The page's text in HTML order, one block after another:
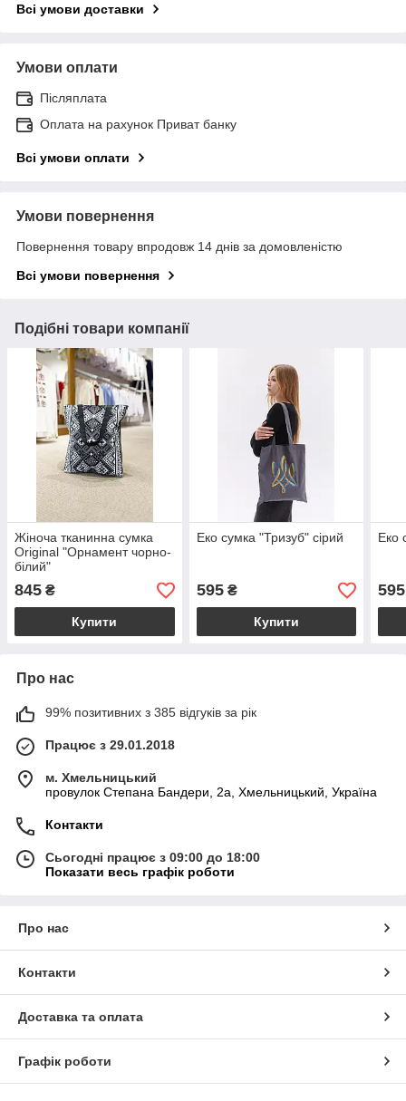
Всі умови доставки
Умови оплати
Післяплата
Оплата на рахунок Приват банку
Всі умови оплати
Умови повернення
Повернення товару впродовж 14 днів за домовленістю
Всі умови повернення
Подібні товари компанії
Жіноча тканинна сумка
Original "Орнамент чорно-
білий"
845 ₴
Купити
Еко сумка "Тризуб" сірий
595₴
Купити
Еко
595
Про нас
99% позитивних з 385 відгуків за рік
Працює з 29.01.2018
м. Хмельницький
провулок Степана Бандери, 2a, Хмельницький, Україна
Контакти
Сьогодні працює з 09:00 до 18:00
Показати весь графік роботи
Про нас
Контакти
Доставка та оплата
Графік роботи